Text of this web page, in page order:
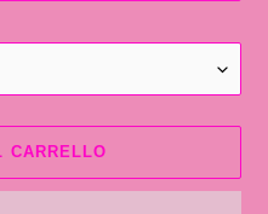
CARRELLO